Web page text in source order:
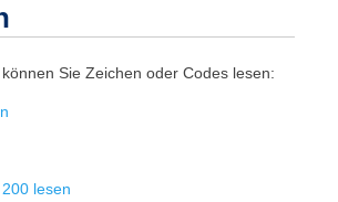
Sie Zeichen oder Codes lesen:
lesen